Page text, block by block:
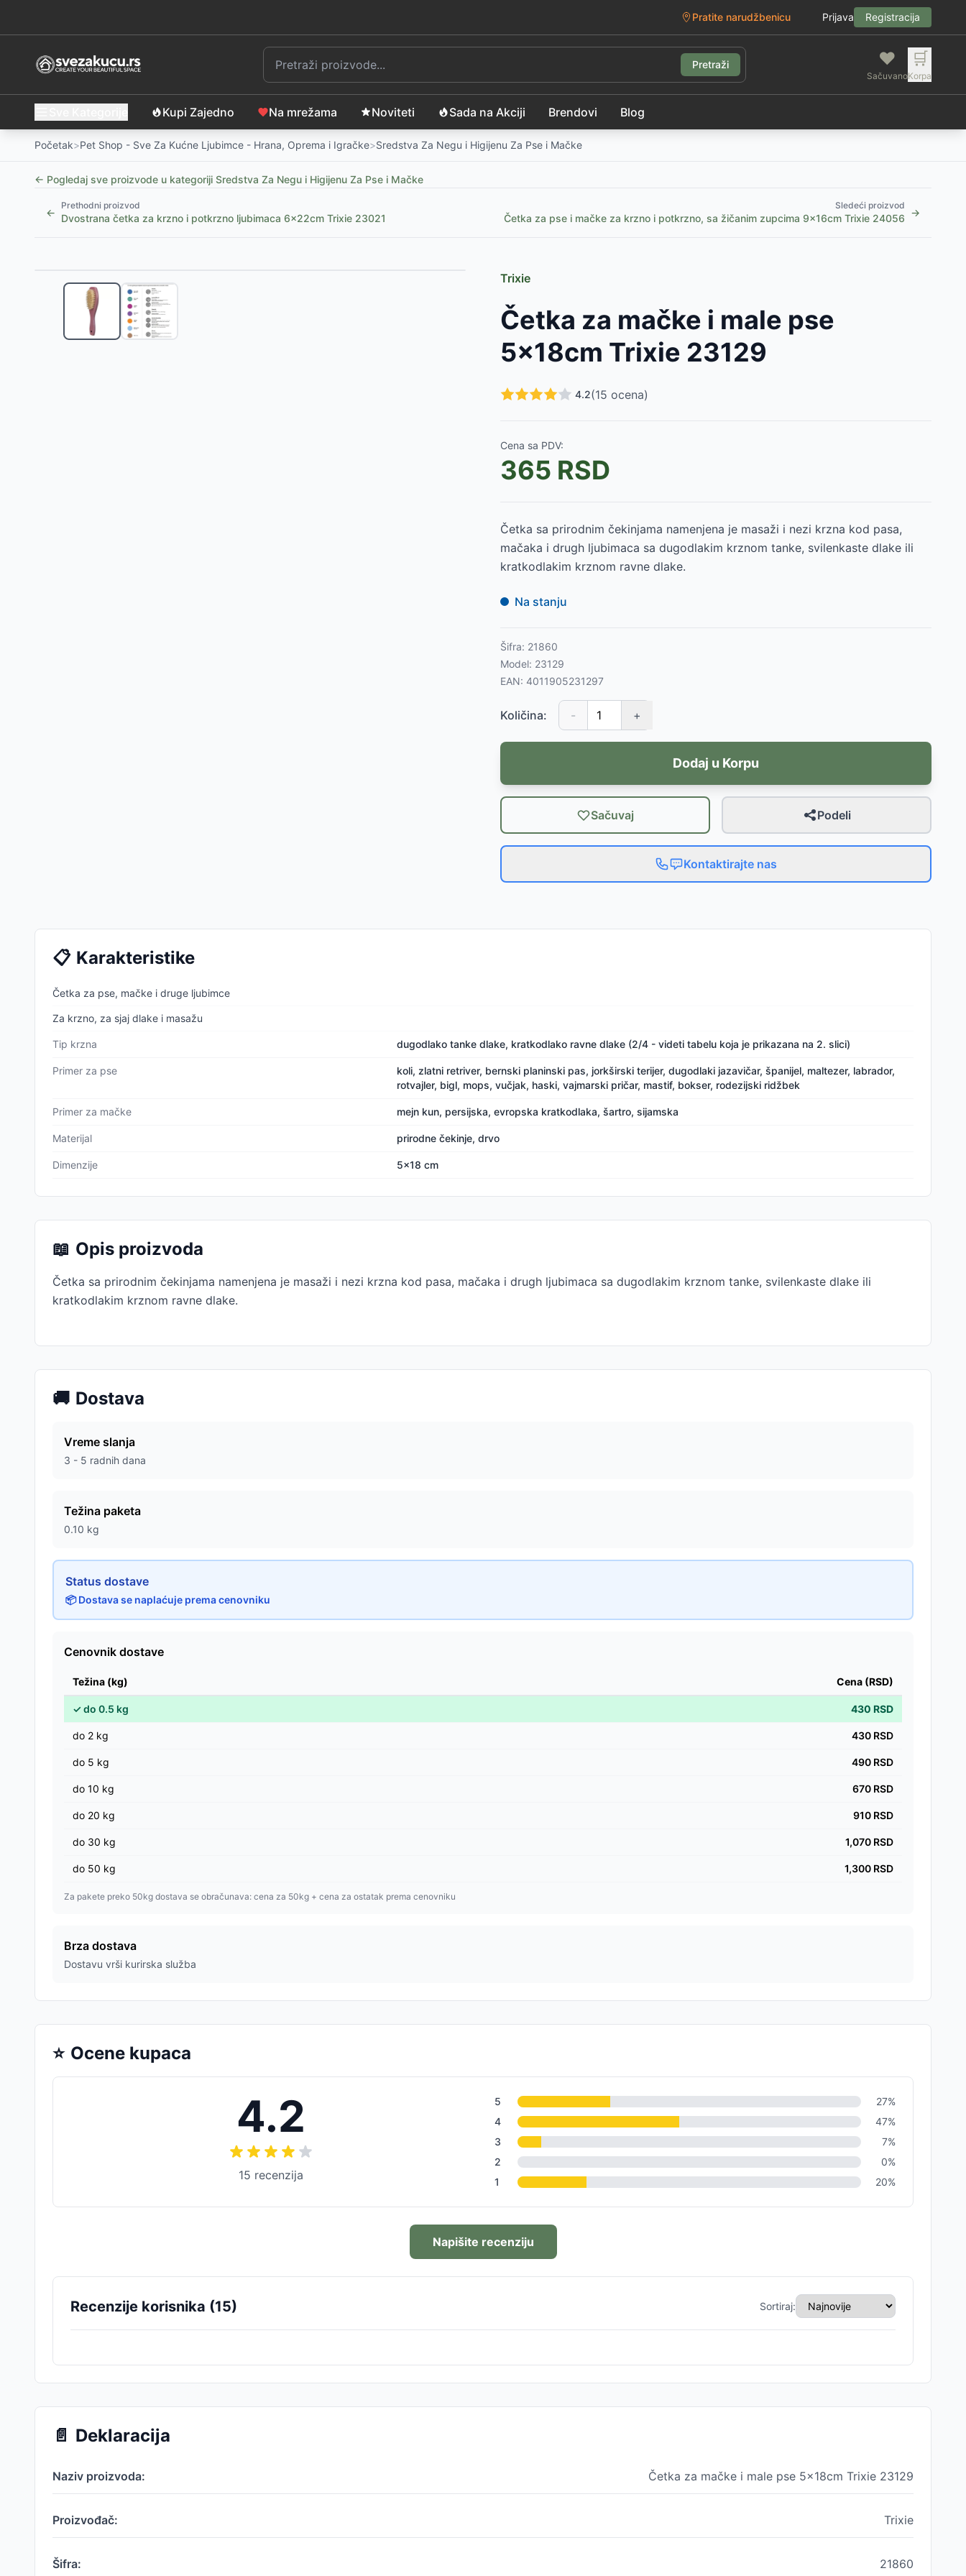
Pratite narudžbenicu Prijava Registracija
Pretraži ❤️
Sačuvano
🛒
Korpa
Kupi Zajedno Na mrežama Noviteti Sada na Akciji Brendovi Blog
Početak>Pet Shop - Sve Za Kućne Ljubimce - Hrana, Oprema i Igračke>Sredstva Za Negu i Higijenu Za Pse i Mačke
← Pogledaj sve proizvode u kategoriji Sredstva Za Negu i Higijenu Za Pse i Mačke
←
Prethodni proizvod
Dvostrana četka za krzno i potkrzno ljubimaca 6x22cm Trixie 23021
Sledeći proizvod
Četka za pse i mačke za krzno i potkrzno, sa žičanim zupcima 9x16cm Trixie 24056 →
Rukavica sa četkom za četkanje i masažu pasa Trixie 6290
Rezervni nož za trimer za kućne ljubimce Camry CR2821.1
Trimer za kućne ljubimce Adler AD 2823
TRIXIE Toalet za mačke sa rešetkom za čišćenje i filterom za mirise BERTO TOP 40162- 3875 RSD
Trixie
Četka za mačke i male pse
5x18cm Trixie 23129
4.2(15 ocena)
Cena sa PDV:
365 RSD
Četka sa prirodnim čekinjama namenjena je masaži i nezi krzna kod pasa,
mačaka i drugh ljubimaca sa dugodlakim krznom tanke, svilenkaste dlake ili
kratkodlakim krznom ravne dlake.
Na stanju
Šifra: 21860
Model: 23129
EAN: 4011905231297
Količina: - +
Dodaj u Korpu
Sačuvaj Podeli
Kontaktirajte nas
📋 Karakteristike
Četka za pse, mačke i druge ljubimce
Za krzno, za sjaj dlake i masažu
Tip krzna dugodlako tanke dlake, kratkodlako ravne dlake (2/4 - videti tabelu koja je prikazana na 2. slici)
Primer za pse
koli, zlatni retriver, bernski planinski pas, jorkširski terijer, dugodlaki jazavičar, španijel, maltezer, labrador,
rotvajler, bigl, mops, vučjak, haski, vajmarski pričar, mastif, bokser, rodezijski ridžbek
Primer za mačke mejn kun, persijska, evropska kratkodlaka, šartro, sijamska
Materijal prirodne čekinje, drvo
Dimenzije 5x18 cm
📖 Opis proizvoda
Četka sa prirodnim čekinjama namenjena je masaži i nezi krzna kod pasa, mačaka i drugh ljubimaca sa dugodlakim krznom tanke, svilenkaste dlake ili
kratkodlakim krznom ravne dlake.
🚚 Dostava
Vreme slanja
3 - 5 radnih dana
Težina paketa
0.10 kg
Status dostave
📦 Dostava se naplaćuje prema cenovniku
Cenovnik dostave
Težina (kg) Cena (RSD)
✓do 0.5 kg 430 RSD
do 2 kg 430 RSD
do 5 kg 490 RSD
do 10 kg 670 RSD
do 20 kg 910 RSD
do 30 kg 1,070 RSD
do 50 kg 1,300 RSD
Za pakete preko 50kg dostava se obračunava: cena za 50kg + cena za ostatak prema cenovniku
Brza dostava
Dostavu vrši kurirska služba
⭐ Ocene kupaca
4.2
15 recenzija
5 27%
4
47%
3
7%
2
0%
1
20%
Napišite recenziju
Recenzije korisnika (15) Sortiraj:
📄 Deklaracija
Naziv proizvoda: Četka za mačke i male pse 5x18cm Trixie 23129
Proizvođač: Trixie
Šifra: 21860